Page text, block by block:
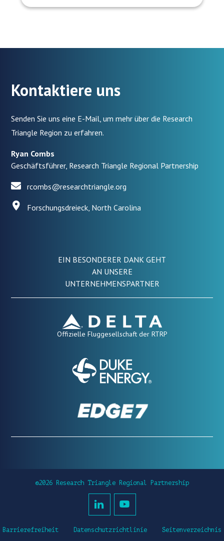
Kontaktiere uns
Senden Sie uns eine E-Mail, um mehr über die Research
Triangle Region zu erfahren.
Ryan Combs
Geschäftsführer, Research Triangle Regional Partnership
rcombs@researchtriangle.org
Forschungsdreieck, North Carolina
EIN BESONDERER DANK GEHT
AN UNSERE
UNTERNEHMENSPARTNER
Offizielle Fluggesellschaft der RTRP
©2026 Research Triangle Regional Partnership
Barrierefreiheit Datenschutzrichtlinie Seitenverzeichnis